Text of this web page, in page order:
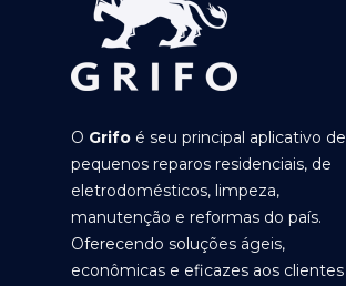
O Grifo é seu principal aplicativo de
pequenos reparos residenciais, de
eletrodomésticos, limpeza,
manutenção e reformas do país.
Oferecendo soluções ágeis,
econômicas e eficazes aos clientes